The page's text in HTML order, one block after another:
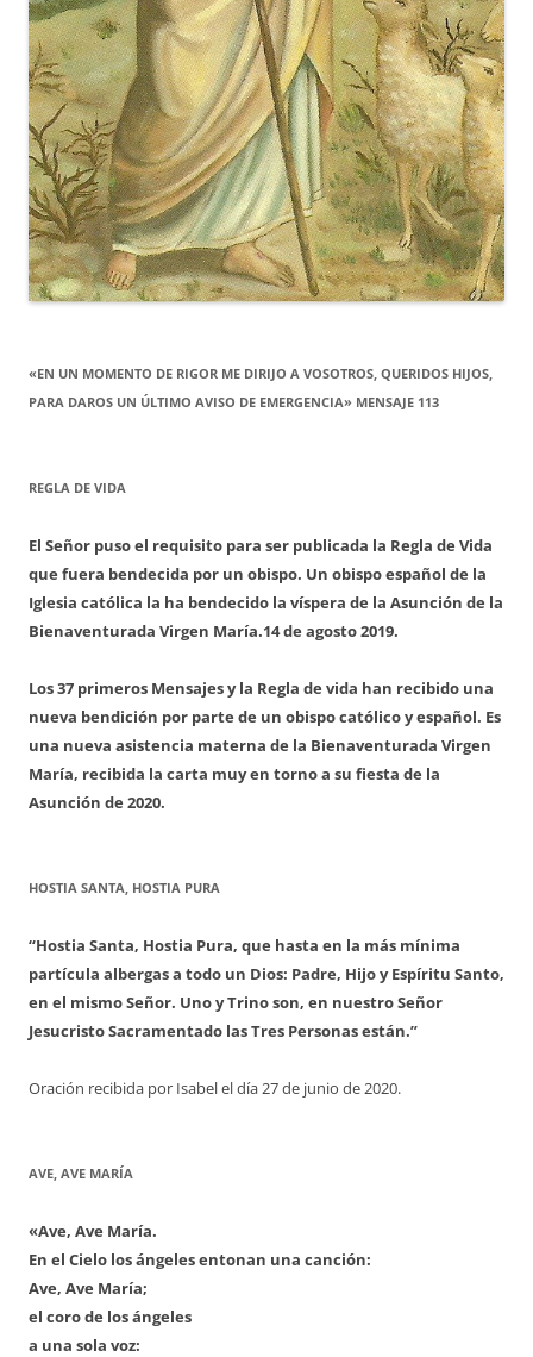
«EN UN MOMENTO DE RIGOR ME DIRIJO A VOSOTROS, QUERIDOS HIJOS,
PARA DAROS UN ÚLTIMO AVISO DE EMERGENCIA» MENSAJE 113
REGLA DE VIDA
El Señor puso el requisito para ser publicada la Regla de Vida
que fuera bendecida por un obispo. Un obispo español de la
Iglesia católica la ha bendecido la víspera de la Asunción de la
Bienaventurada Virgen María.14 de agosto 2019.
Los 37 primeros Mensajes y la Regla de vida han recibido una
nueva bendición por parte de un obispo católico y español. Es
una nueva asistencia materna de la Bienaventurada Virgen
María, recibida la carta muy en torno a su fiesta de la
Asunción de 2020.
HOSTIA SANTA, HOSTIA PURA
“Hostia Santa, Hostia Pura, que hasta en la más mínima
partícula albergas a todo un Dios: Padre, Hijo y Espíritu Santo,
en el mismo Señor. Uno y Trino son, en nuestro Señor
Jesucristo Sacramentado las Tres Personas están.”
Oración recibida por Isabel el día 27 de junio de 2020.
AVE, AVE MARÍA
«Ave, Ave María.
En el Cielo los ángeles entonan una canción:
Ave, Ave María;
el coro de los ángeles
a una sola voz: